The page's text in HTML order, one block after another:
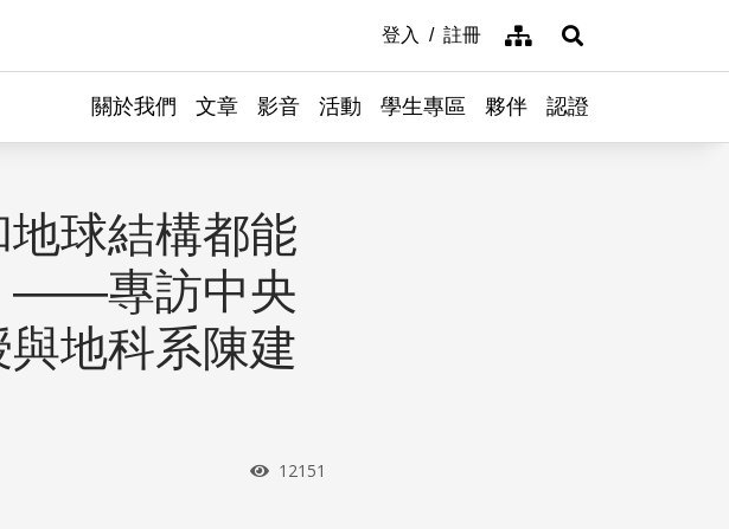
登入 註冊 網站導覽展開搜尋
關於我們 文章 影音 活動 學生專區 夥伴 認證
球結構都能
——專訪中央
地科系陳建
瀏覽次數
12151